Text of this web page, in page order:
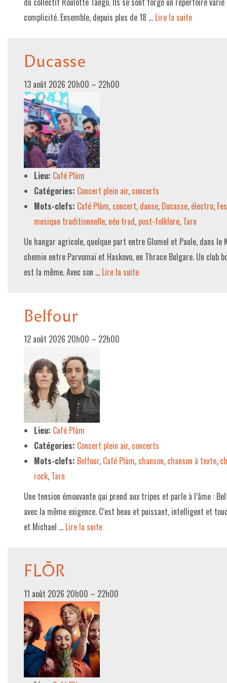
complicité. Ensemble, depuis plus de 18 … Lire la suite­­
Ducasse
13 août 2026 20h00 – 22h00
Lieu: Café Plùm
Catégories: Concert plein air, concerts
Mots-clefs: Café Plùm, concert, danse, Ducasse, électro,
musique traditionnelle, néo trad, post-folklore, Tarn
Un hangar agricole, quelque part entre Glomel et Paule, dans
chemin entre Parvomaï et Haskovo, en Thrace Bulgare. Un club
est la même. Avec son … Lire la suite­­
Belfour
12 août 2026 20h00 – 22h00
Lieu: Café Plùm
Catégories: Concert plein air, concerts
Mots-clefs: Belfour, Café Plùm, chanson, chanson à texte,
rock, Tarn
Une tension émouvante qui prend aux tripes et parle à l’âme :
avec la même exigence. C’est beau et puissant, intelligent et
et Michael … Lire la suite­­
FLŌR
11 août 2026 20h00 – 22h00